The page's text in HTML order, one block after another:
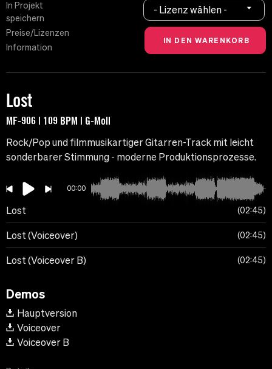
In Projekt
speichern
Preise/Lizenzen
Information
- Lizenz wählen -
Lost
MF-906 | 109 BPM | G-Moll
Rock/Pop und filmmusikartiger Gitarren-Track mit leicht
sonderbarer Stimmung - moderne Produktionsprozesse.
00:00
Lost 02:45
Lost (Voiceover) 02:45
Lost (Voiceover B) 02:45
Demos
Hauptversion
Voiceover
Voiceover B